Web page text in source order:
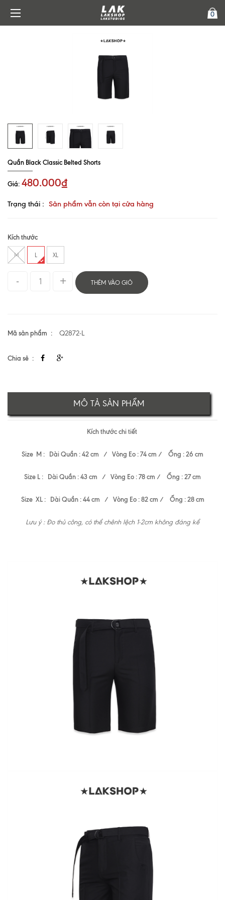
0
Quần Black Classic Belted Shorts
Giá: 480.000₫
Trạng thái : Sản phẩm vẫn còn tại cửa hàng
Kích thước
M L XL
THÊM VÀO GIỎ
Mã sản phẩm Q2872-L
Chia sẻ
MÔ TẢ SẢN PHẨM
Kích thước chi tiết
Size M : Dài Quần : 42 cm / Vòng Eo : 74 cm / Ống : 26 cm
Size L : Dài Quần : 43 cm / Vòng Eo : 78 cm / Ống : 27 cm
Size XL : Dài Quần : 44 cm / Vòng Eo : 82 cm / Ống : 28 cm
Lưu ý : Đo thủ công, có thể chênh lệch 1-2cm không đáng kể